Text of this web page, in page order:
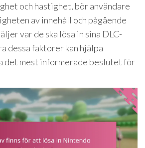
och hastighet, bör användare
av innehåll och pågående
var de ska lösa in sina DLC-
dessa faktorer kan hjälpa
det mest informerade beslutet för